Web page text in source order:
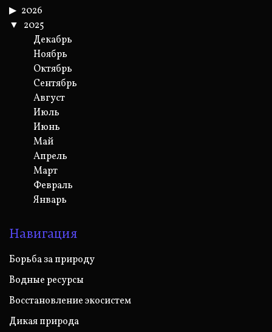
2026
2025
Декабрь
Ноябрь
Октябрь
Сентябрь
Август
Июль
Июнь
Май
Апрель
Март
Февраль
Январь
Навигация
Борьба за природу
Водные ресурсы
Восстановление экосистем
Дикая природа